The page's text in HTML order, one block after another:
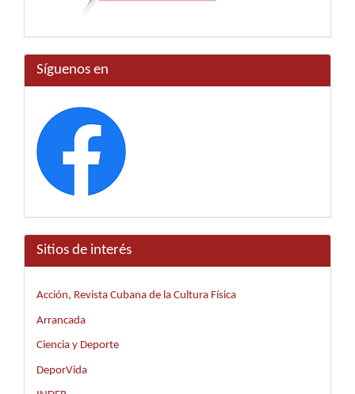
Síguenos en
Sitios de interés
Acción, Revista Cubana de la Cultura Física
Arrancada
Ciencia y Deporte
DeporVida